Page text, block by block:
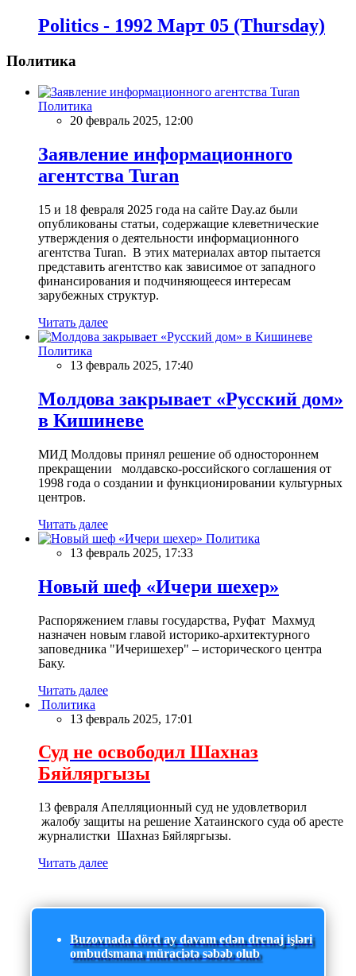
Politics - 1992 Март 05 (Thursday)
Политика
Политика
20 февраль 2025, 12:00
Заявление информационного
агентства Turan
15 и 18 февраля 2025 года на сайте Day.az были
опубликованы статьи, содержащие клеветнические
утверждения о деятельности информационного
агентства Turan. В этих материалах автор пытается
представить агентство как зависимое от западного
финансирования и подчиняющееся интересам
зарубежных структур.
Читать далее
Политика
13 февраль 2025, 17:40
Молдова закрывает «Русский дом»
в Кишиневе
МИД Молдовы принял решение об одностороннем
прекращении молдавско-российского соглашения от
1998 года о создании и функционировании культурных
центров.
Читать далее
Политика
13 февраль 2025, 17:33
Новый шеф «Ичери шехер»
Распоряжением главы государства, Руфат Махмуд
назначен новым главой историко-архитектурного
заповедника "Ичеришехер" – исторического центра
Баку.
Читать далее
Политика
13 февраль 2025, 17:01
Суд не освободил Шахназ
Бяйляргызы
13 февраля Апелляционный суд не удовлетворил
жалобу защиты на решение Хатаинского суда об аресте
журналистки Шахназ Бяйляргызы.
Читать далее
Buzovnada dörd ay davam edən drenaj işləri
ombudsmana müraciətə səbəb olub